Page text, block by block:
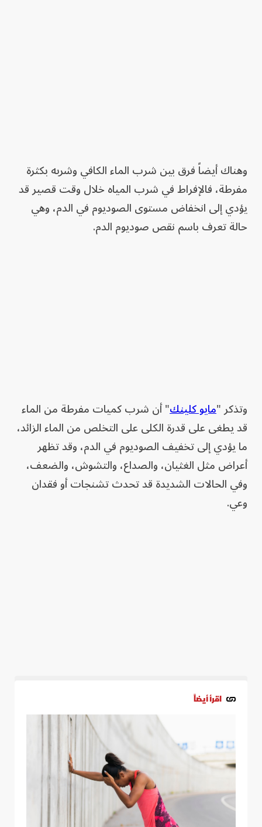
وهناك أيضاً فرق بين شرب الماء الكافي وشربه بكثرة
مفرطة، فالإفراط في شرب المياه خلال وقت قصير قد
يؤدي إلى انخفاض مستوى الصوديوم في الدم، وهي
حالة تعرف باسم نقص صوديوم الدم.
وتذكر "مايو كلينك" أن شرب كميات مفرطة من الماء
قد يطغى على قدرة الكلى على التخلص من الماء الزائد،
ما يؤدي إلى تخفيف الصوديوم في الدم، وقد تظهر
أعراض مثل الغثيان، والصداع، والتشوش، والضعف،
وفي الحالات الشديدة قد تحدث تشنجات أو فقدان
وعي.
اقرأ أيضاً